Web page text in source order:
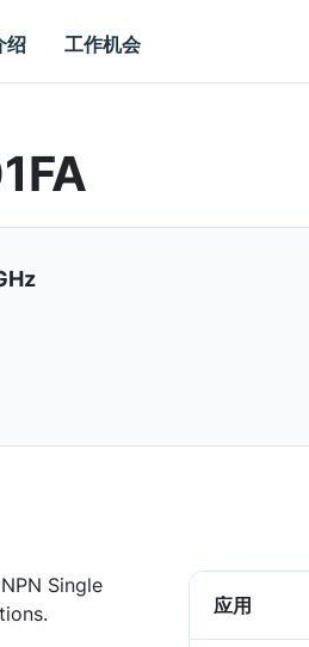
绍 工作机会
Single
应用